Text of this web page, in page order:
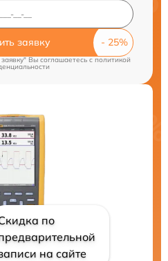
заявку
Вы соглашаетесь cполитикой
по
на сайте